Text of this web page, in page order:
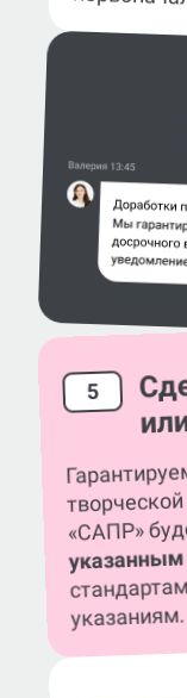
5
«САПР»
указаниям.